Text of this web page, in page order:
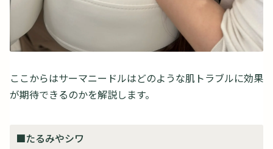
ここからはサーマニードルはどのような肌トラブルに効果
が期待できるのかを解説します。
■たるみやシワ